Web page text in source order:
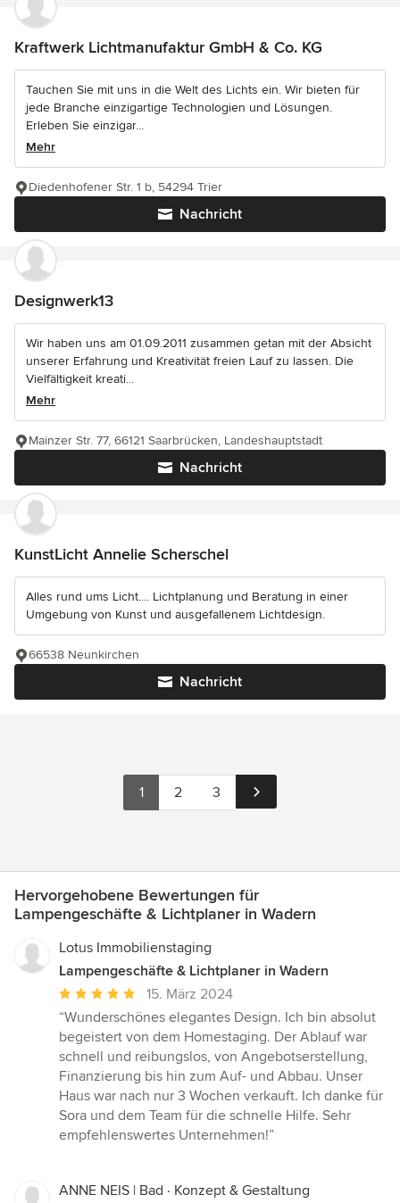
Kraftwerk Lichtmanufaktur GmbH & Co. KG
Tauchen Sie mit uns in die Welt des Lichts ein. Wir bieten für
jede Branche einzigartige Technologien und Lösungen.
Erleben Sie einzigar...
Mehr
Nachricht
Diedenhofener Str. 1 b, 54294 Trier
Designwerk13
Wir haben uns am 01.09.2011 zusammen getan mit der Absicht
unserer Erfahrung und Kreativität freien Lauf zu lassen. Die
Vielfältigkeit kreati...
Mehr
Nachricht
Mainzer Str. 77, 66121 Saarbrücken, Landeshauptstadt
KunstLicht Annelie Scherschel
Alles rund ums Licht.... Lichtplanung und Beratung in einer
Umgebung von Kunst und ausgefallenem Lichtdesign.
Nachricht
66538 Neunkirchen
1 2 3
Hervorgehobene Bewertungen für
Lampengeschäfte & Lichtplaner in Wadern
Lotus Immobilienstaging
Lampengeschäfte & Lichtplaner in Wadern
Durchschnittliche
Bewertung:
5
von
5
Sternen
15. März 2024
“Wunderschönes elegantes Design. Ich bin absolut
begeistert von dem Homestaging. Der Ablauf war
schnell und reibungslos, von Angebotserstellung,
Finanzierung bis hin zum Auf- und Abbau. Unser
Haus war nach nur 3 Wochen verkauft. Ich danke für
Sora und dem Team für die schnelle Hilfe. Sehr
empfehlenswertes Unternehmen!”
ANNE NEIS | Bad · Konzept & Gestaltung